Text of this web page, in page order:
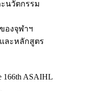
นวัตกรรม
องจุฬาฯ
ละหลักสูตร
166th ASAIHL